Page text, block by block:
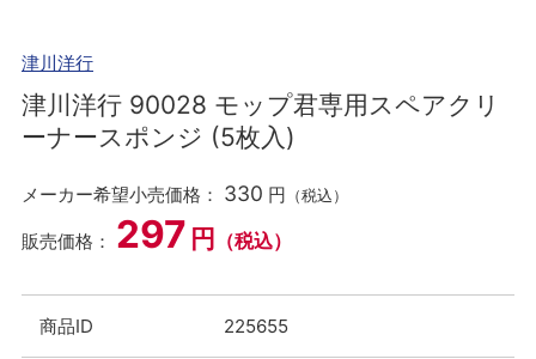
津川洋行
津川洋行 90028 モップ君専用スペアクリ
ーナースポンジ (5枚入)
メーカー希望小売価格： 330 円 （税込）
販売価格： 297 円 （税込）
商品ID 225655